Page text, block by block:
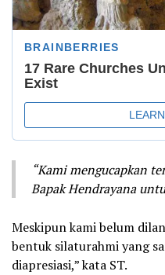
“Kami mengucapkan
Bapak Hendrayana
Meskipun kami belum
bentuk silaturahmi yang
diapresiasi,” kata ST.